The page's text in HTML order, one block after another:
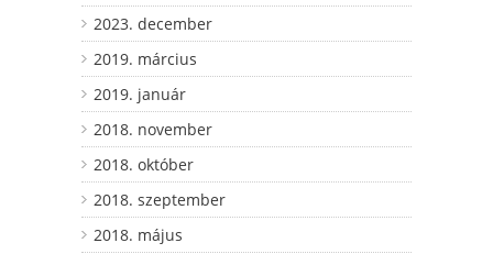
2023. december
2019. március
2019. január
2018. november
2018. október
2018. szeptember
2018. május